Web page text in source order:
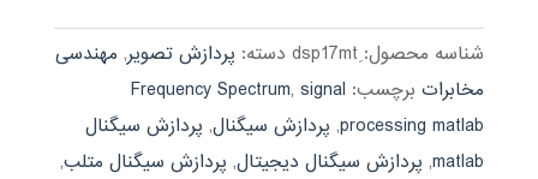
شناسه محصول: دسته: پردازش تصویر, مهندسی
مخابرات برچسب: Frequency Spectrum,signal
processing matlab
, پردازش سیگنال, پردازش سیگنال
matlab
, پردازش سیگنال دیجیتال, پردازش سیگنال متلب,